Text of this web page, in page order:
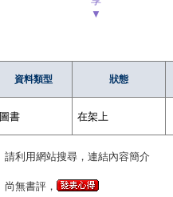
▼
資料類型 狀態
圖書 在架上
請利用網站搜尋，連結內容簡介
尚無書評，